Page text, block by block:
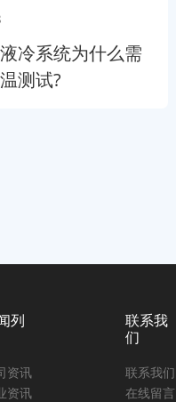
冷系统为什么需
测试?
列
资讯
资讯
联系我
们
联系我们
在线留言